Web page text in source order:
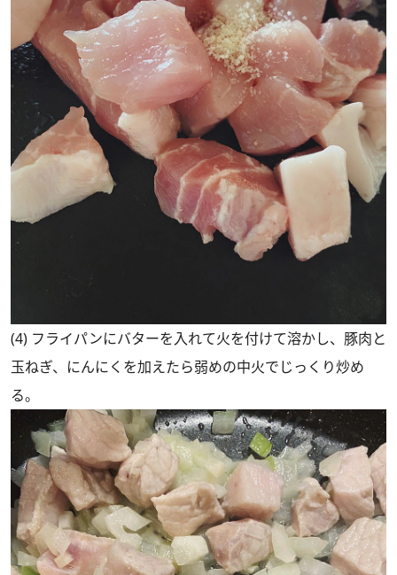
(4) フライパンにバターを入れて火を付けて溶かし、豚肉と
玉ねぎ、にんにくを加えたら弱めの中火でじっくり炒め
る。